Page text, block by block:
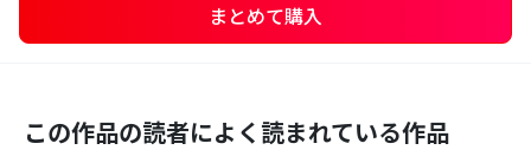
まとめて購入
この作品の読者によく読まれている作品